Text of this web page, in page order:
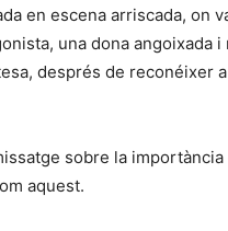
en escena arriscada, on
una dona angoixada
després de reconéixer
sobre la
aquest.